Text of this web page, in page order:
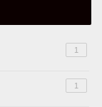
1
1